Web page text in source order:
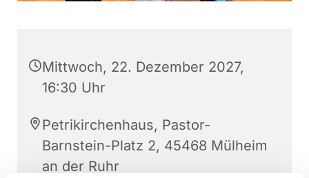
Mittwoch, 22. Dezember 2027,
16:30 Uhr
Petrikirchenhaus, Pastor-
Barnstein-Platz 2, 45468 Mülheim
an der Ruhr